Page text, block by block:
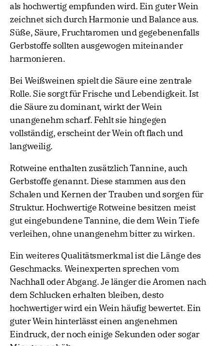
als hochwertig empfunden wird. Ein guter Wein
zeichnet sich durch Harmonie und Balance aus.
Süße, Säure, Fruchtaromen und gegebenenfalls
Gerbstoffe sollten ausgewogen miteinander
harmonieren.
Bei Weißweinen spielt die Säure eine zentrale
Rolle. Sie sorgt für Frische und Lebendigkeit. Ist
die Säure zu dominant, wirkt der Wein
unangenehm scharf. Fehlt sie hingegen
vollständig, erscheint der Wein oft flach und
langweilig.
Rotweine enthalten zusätzlich Tannine, auch
Gerbstoffe genannt. Diese stammen aus den
Schalen und Kernen der Trauben und sorgen für
Struktur. Hochwertige Rotweine besitzen meist
gut eingebundene Tannine, die dem Wein Tiefe
verleihen, ohne unangenehm bitter zu wirken.
Ein weiteres Qualitätsmerkmal ist die Länge des
Geschmacks. Weinexperten sprechen vom
Nachhall oder Abgang. Je länger die Aromen nach
dem Schlucken erhalten bleiben, desto
hochwertiger wird ein Wein häufig bewertet. Ein
guter Wein hinterlässt einen angenehmen
Eindruck, der noch einige Sekunden oder sogar